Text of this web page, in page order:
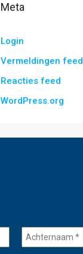
Meta
Login
Vermeldingen feed
Reacties feed
WordPress.org
Achternaam